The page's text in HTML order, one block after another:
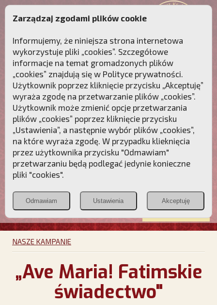
Przebudźmy sumienia Polaków!
Polonia
Christiana
PCh24.pl
Przymierze
POZNAJ APOSTOLAT FATIMY WESPRZYJ
NAS
NASZE KAMPANIE
„Ave Maria! Fatimskie
świadectwo"
Zarządzaj zgodami plików cookie
Informujemy, że niniejsza strona internetowa
wykorzystuje pliki „cookies”. Szczegółowe
informacje na temat gromadzonych plików
„cookies” znajdują się w Polityce prywatności.
Użytkownik poprzez kliknięcie przycisku „Akceptuję”
wyraża zgodę na przetwarzanie plików „cookies”.
Użytkownik może zmienić opcje przetwarzania
plików „cookies” poprzez kliknięcie przycisku
„Ustawienia”, a następnie wybór plików „cookies”,
na które wyraża zgodę. W przypadku klieknięcia
przez użytkownika przycisku "Odmawiam"
przetwarzaniu będą podlegać jedynie konieczne
pliki "cookies".
Odmawiam Ustawienia Akceptuję